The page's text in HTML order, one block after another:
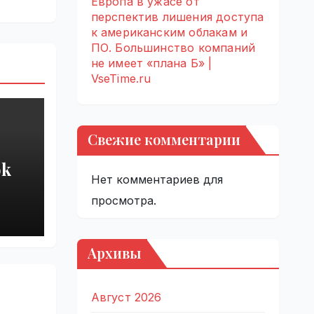
перспектив лишения доступа
к американским облакам и
ПО. Большинство компаний
не имеет «плана Б» |
VseTime.ru
Свежие комментарии
Нет комментариев для
просмотра.
Архивы
Август 2026